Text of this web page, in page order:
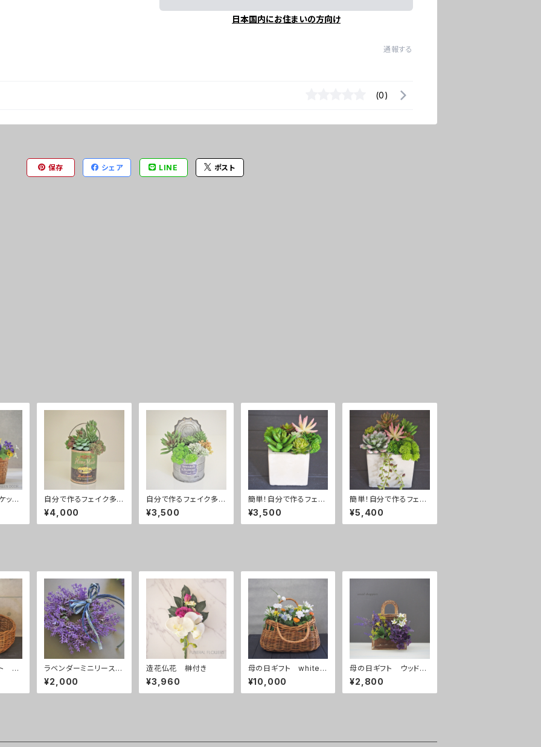
日本国内にお住まいの方向け
通報する
(0)
保存 シェア LINE ポスト
ット
自分で作るフェイク多
肉植物寄せ植えキットグ
リーン缶
¥4,000
自分で作るフェイク多
肉植物寄せ植えキットシ
ルバー缶
¥3,500
簡単！自分で作るフェイ
ク多肉植物寄せ植えキ
ットS
¥3,500
簡単！自分で作るフェイ
ク多肉植物寄せ植えキ
ットL
¥5,400
花
ラベンダーミニリース
（直径約17㎝）
¥2,000
造花仏花 榊付き
¥3,960
母の日ギフト white
basket
¥10,000
母の日ギフト ウッドシ
ョッパーズ
¥2,800